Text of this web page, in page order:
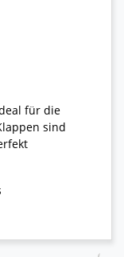
für die
sind